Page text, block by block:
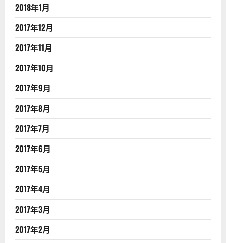
2018年1月
2017年12月
2017年11月
2017年10月
2017年9月
2017年8月
2017年7月
2017年6月
2017年5月
2017年4月
2017年3月
2017年2月